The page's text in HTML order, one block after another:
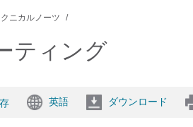
ニカルノーツ
ティング
英語 ダウンロード